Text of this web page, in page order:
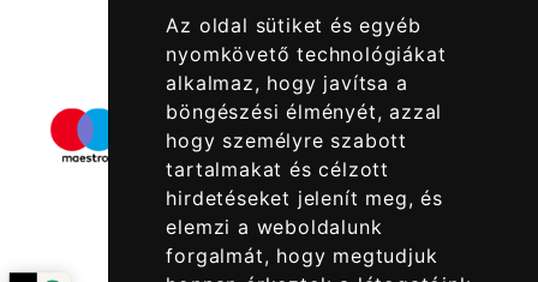
Az oldal sütiket és egyéb
nyomkövető technológiákat
alkalmaz, hogy javítsa a
böngészési élményét, azzal
hogy személyre szabott
tartalmakat és célzott
hirdetéseket jelenít meg, és
elemzi a weboldalunk
forgalmát, hogy megtudjuk